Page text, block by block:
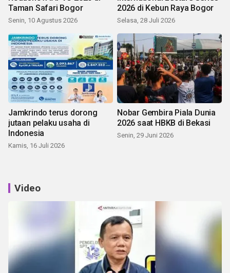
Taman Safari Bogor
Senin, 10 Agustus 2026
2026 di Kebun Raya Bogor
Selasa, 28 Juli 2026
Jamkrindo terus dorong
jutaan pelaku usaha di
Indonesia
Kamis, 16 Juli 2026
Nobar Gembira Piala Dunia
2026 saat HBKB di Bekasi
Senin, 29 Juni 2026
Video